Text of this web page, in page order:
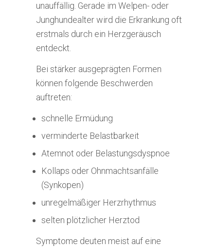
unauffällig. Gerade im Welpen- oder
Junghundealter wird die Erkrankung oft
erstmals durch ein Herzgeräusch
entdeckt.
Bei stärker ausgeprägten Formen
können folgende Beschwerden
auftreten:
schnelle Ermüdung
verminderte Belastbarkeit
Atemnot oder Belastungsdyspnoe
Kollaps oder Ohnmachtsanfälle
(Synkopen)
unregelmäßiger Herzrhythmus
selten plötzlicher Herztod
Symptome deuten meist auf eine